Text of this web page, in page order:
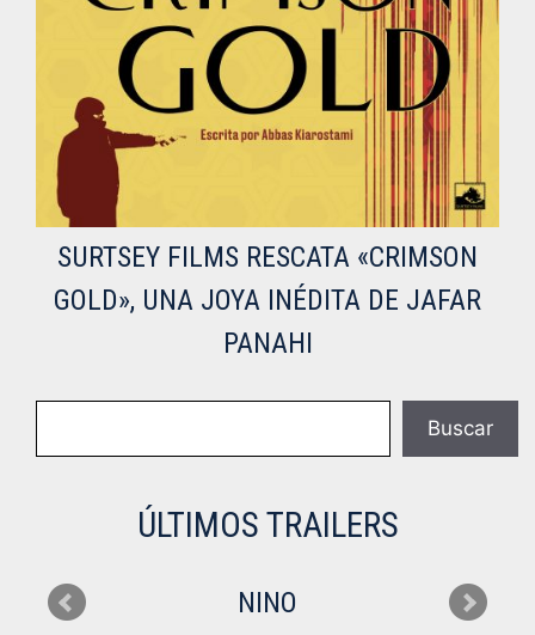
SURTSEY FILMS RESCATA «CRIMSON
GOLD», UNA JOYA INÉDITA DE JAFAR
PANAHI
Buscar
ÚLTIMOS TRAILERS
NINO